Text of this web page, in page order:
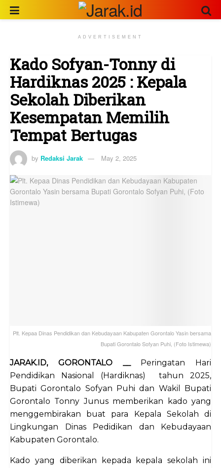
ADVERTISEMENT
Kado Sofyan-Tonny di
Hardiknas 2025 : Kepala
Sekolah Diberikan
Kesempatan Memilih
Tempat Bertugas
by Redaksi Jarak May 2, 2025
Plt. Kepaa Dinas Pendidikan dan Kebudayaan Kabupaten Gorontalo Yasin bersama
Bupati Gorontalo Sofyan Puhi, (Foto Istimewa)
JARAK.ID, GORONTALO __Peringatan Hari
Pendidikan Nasional (Hardiknas) tahun 2025,
Bupati Gorontalo Sofyan Puhi dan Wakil Bupati
Gorontalo Tonny Junus memberikan kado yang
menggembirakan buat para Kepala Sekolah di
Lingkungan Dinas Pedidikan dan Kebudayaan
Kabupaten Gorontalo.
Kado yang diberikan kepada kepala sekolah ini